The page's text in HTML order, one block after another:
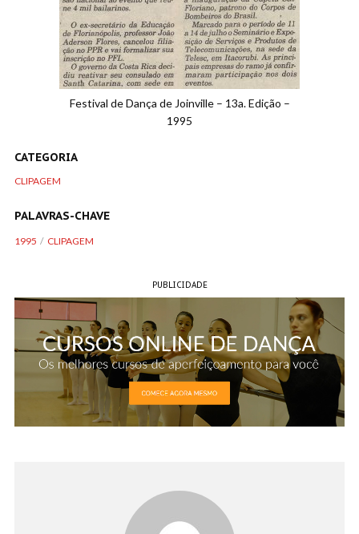
Festival de Dança de Joinville – 13a. Edição –
1995
CATEGORIA
CLIPAGEM
PALAVRAS-CHAVE
1995 CLIPAGEM
PUBLICIDADE